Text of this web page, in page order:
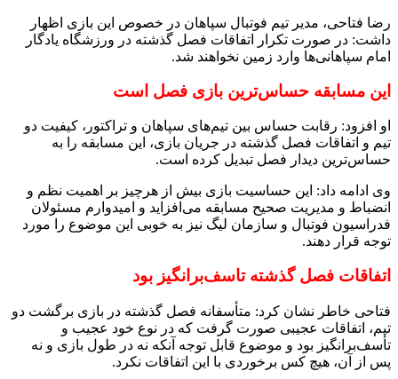
رضا فتاحی، مدیر تیم فوتبال سپاهان در خصوص این بازی اظهار
داشت: در صورت تکرار اتفاقات فصل گذشته در ورزشگاه یادگار
امام سپاهانی‌ها وارد زمین نخواهند شد.
این مسابقه حساس‌ترین بازی فصل است
او افزود: رقابت حساس بین تیم‌های سپاهان و تراکتور، کیفیت دو
تیم و اتفاقات فصل گذشته در جریان بازی، این مسابقه را به
حساس‌ترین دیدار فصل تبدیل کرده است.
وی ادامه داد: این حساسیت بازی بیش از هرچیز بر اهمیت نظم و
انضباط و مدیریت صحیح مسابقه می‌افزاید و امیدوارم مسئولان
فدراسیون فوتبال و سازمان لیگ نیز به خوبی این موضوع را مورد
توجه قرار دهند.
اتفاقات فصل گذشته تاسف‌برانگیز بود
فتاحی خاطر نشان کرد: متأسفانه فصل گذشته در بازی برگشت دو
تیم، اتفاقات عجیبی صورت گرفت که در نوع خود عجیب و
تأسف‌برانگیز بود و موضوع قابل توجه آنکه نه در طول بازی و نه
پس از آن، هیچ کس برخوردی با این اتفاقات نکرد.